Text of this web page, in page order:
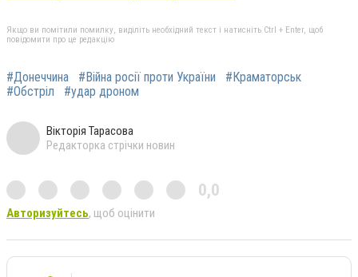
Якщо ви помітили помилку, виділіть необхідний текст і натисніть Ctrl + Enter, щоб
повідомити про це редакцію
#Донеччина #Війна росії проти України
#Краматорськ
#Обстріл
#удар дроном
Вікторія Тарасова
Редакторка стрічки новин
0,0
Авторизуйтесь, щоб оцінити